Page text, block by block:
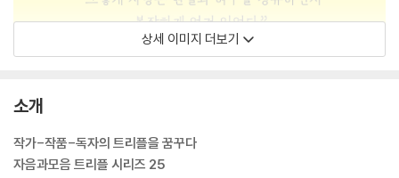
상세 이미지 더보기
소개
작가-작품-독자의 트리플을 꿈꾸다
자음과모음 트리플 시리즈 25